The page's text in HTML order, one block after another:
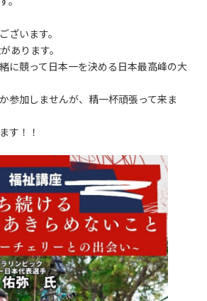
ざいます。
あります。
に競って日本一を決める日本最高峰の大
参加しませんが、精一杯頑張って来ま
す！！